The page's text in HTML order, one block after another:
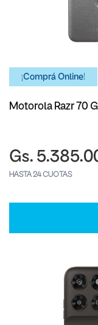
¡Comprá Online!
Motorola Razr 70
Gs.
HASTA 24 CUOTAS